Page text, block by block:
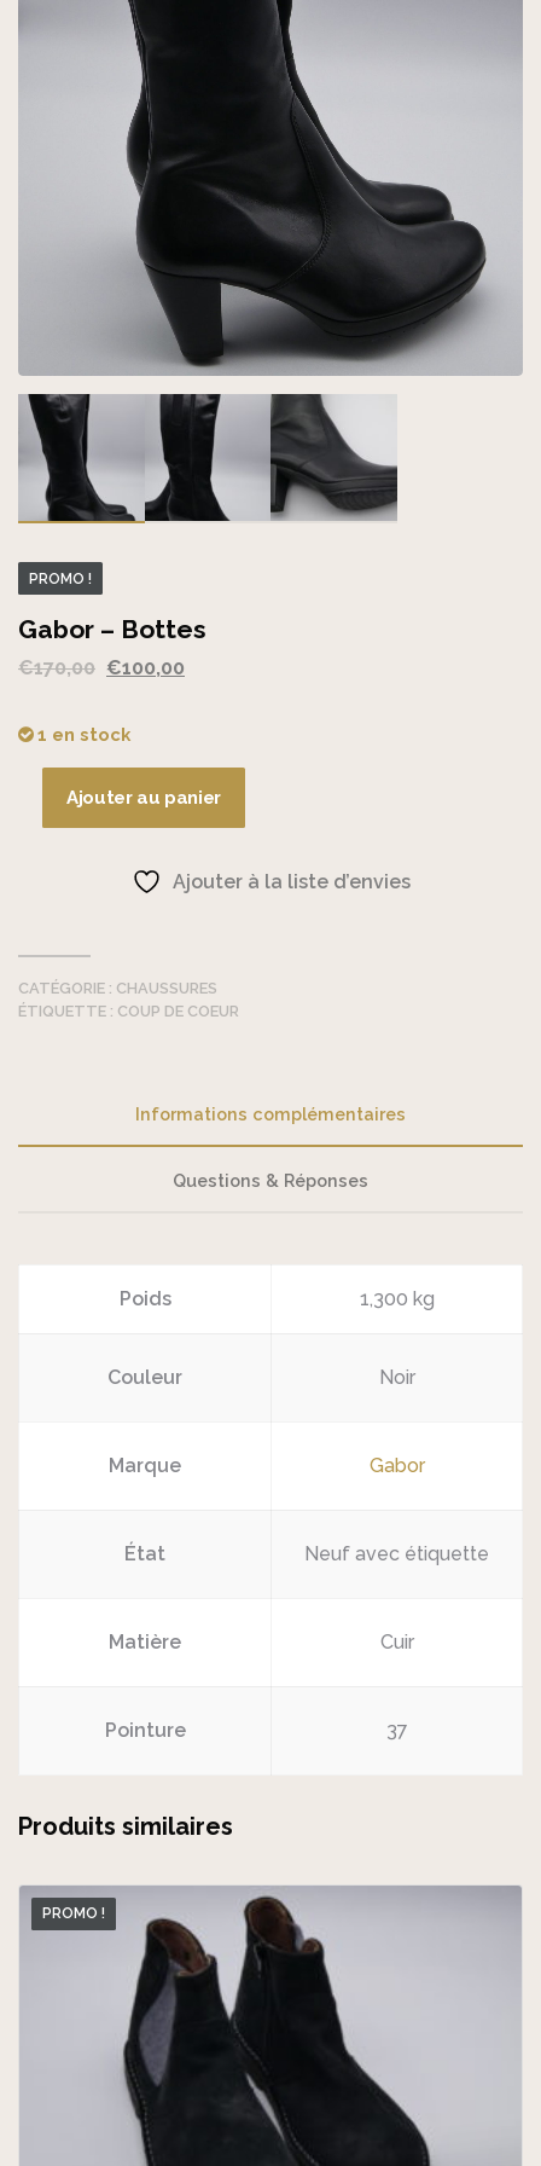
PROMO !
Gabor – Bottes
€170,00 Le
initial
€100,00
1 en stock
quantité
Ajouter au panier
Ajouter à la liste d’envies
CATÉGORIE : CHAUSSURES
ÉTIQUETTE : COUP DE COEUR
Informations complémentaires
Questions & Réponses
Poids 1,300 kg
Couleur Noir
Marque Gabor
État Neuf avec étiquette
Matière Cuir
Pointure 37
Produits similaires
PROMO !